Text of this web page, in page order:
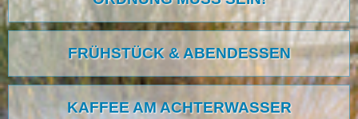
FRÜHSTÜCK & ABENDESSEN
KAFFEE AM ACHTERWASSER